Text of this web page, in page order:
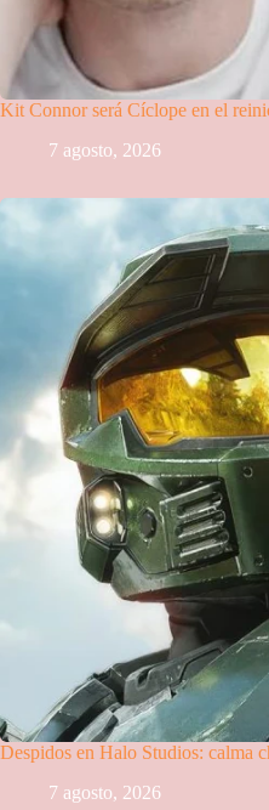
Kit Connor será Cíclope en el
7 agosto, 2026
Despidos en Halo Studios: calma
7 agosto, 2026